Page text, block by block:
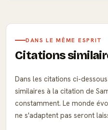
DANS LE MÊME ESPRIT
Citations
Dans les citations ci-
similaires à la citation de
constamment. Le monde
ne s'adaptent pas seront